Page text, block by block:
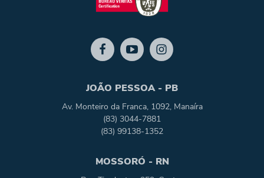
JOÃO PESSOA - PB
Av. Monteiro da Franca, 1092, Manaíra
(83) 3044-7881
(83) 99138-1352
MOSSORÓ - RN